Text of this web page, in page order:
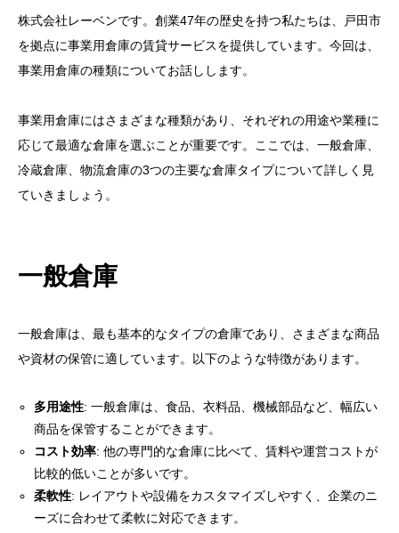
株式会社レーベンです。創業47年の歴史を持つ私たちは、戸田市
を拠点に事業用倉庫の賃貸サービスを提供しています。今回は、
事業用倉庫の種類についてお話しします。
事業用倉庫にはさまざまな種類があり、それぞれの用途や業種に
応じて最適な倉庫を選ぶことが重要です。ここでは、一般倉庫、
冷蔵倉庫、物流倉庫の3つの主要な倉庫タイプについて詳しく見
ていきましょう。
一般倉庫
一般倉庫は、最も基本的なタイプの倉庫であり、さまざまな商品
や資材の保管に適しています。以下のような特徴があります。
多用途性: 一般倉庫は、食品、衣料品、機械部品など、幅広い
商品を保管することができます。
コスト効率: 他の専門的な倉庫に比べて、賃料や運営コストが
比較的低いことが多いです。
柔軟性: レイアウトや設備をカスタマイズしやすく、企業のニ
ーズに合わせて柔軟に対応できます。